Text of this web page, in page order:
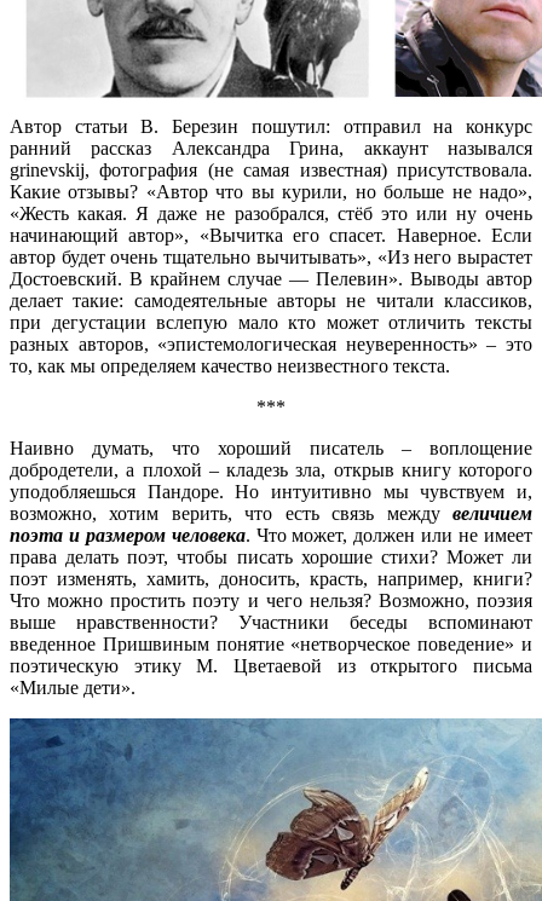
Автор статьи В. Березин пошутил: отправил на конкурс
ранний рассказ Александра Грина, аккаунт назывался
grinevskij, фотография (не самая известная) присутствовала.
Какие отзывы? «Автор что вы курили, но больше не надо»,
«Жесть какая. Я даже не разобрался, стёб это или ну очень
начинающий автор», «Вычитка его спасет. Наверное. Если
автор будет очень тщательно вычитывать», «Из него вырастет
Достоевский. В крайнем случае — Пелевин». Выводы автор
делает такие: самодеятельные авторы не читали классиков,
при дегустации вслепую мало кто может отличить тексты
разных авторов, «эпистемологическая неуверенность» – это
то, как мы определяем качество неизвестного текста.
***
Наивно думать, что хороший писатель – воплощение
добродетели, а плохой – кладезь зла, открыв книгу которого
уподобляешься Пандоре. Но интуитивно мы чувствуем и,
возможно, хотим верить, что есть связь между величием
поэта и размером человека. Что может, должен или не имеет
права делать поэт, чтобы писать хорошие стихи? Может ли
поэт изменять, хамить, доносить, красть, например, книги?
Что можно простить поэту и чего нельзя? Возможно, поэзия
выше нравственности? Участники беседы вспоминают
введенное Пришвиным понятие «нетворческое поведение» и
поэтическую этику М. Цветаевой из открытого письма
«Милые дети».